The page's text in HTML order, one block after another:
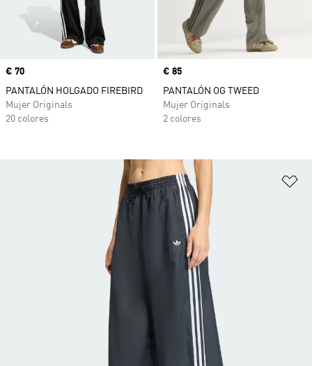
Precio
€ 70
PANTALÓN HOLGADO FIREBIRD
Mujer Originals
20 colores
Precio
€ 85
PANTALÓN OG TWEED
Mujer Originals
2 colores